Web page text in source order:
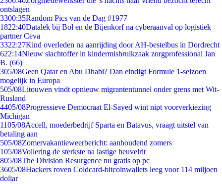
ontslagen
3300:35Random Pics van de Dag #1977
1822:40Datalek bij Bol en de Bijenkorf na cyberaanval op logistiek
partner Ceva
3322:27Kind overleden na aanrijding door AH-bestelbus in Dordrecht
622:14Nieuw slachtoffer in kindermisbruikzaak zorgprofessional Jan
B. (66)
305/08Geen Qatar en Abu Dhabi? Dan eindigt Formule 1-seizoen
mogelijk in Europa
505/08Litouwen vindt opnieuw migrantentunnel onder grens met Wit-
Rusland
4405/08Progressieve Democraat El-Sayed wint nipt voorverkiezing
Michigan
1105/08Accell, moederbedrijf Sparta en Batavus, vraagt uitstel van
betaling aan
505/08Zomervakantieweerbericht: aanhoudend zomers
105/08Vollering de sterkste na lastige heuvelrit
805/08The Division Resurgence nu gratis op pc
3605/08Hackers roven Coldcard-bitcoinwallets leeg voor 114 miljoen
dollar